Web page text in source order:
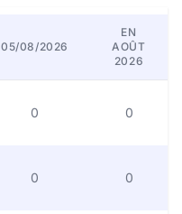
05/08/2026
EN
AOÛT
2026
0 0
0 0